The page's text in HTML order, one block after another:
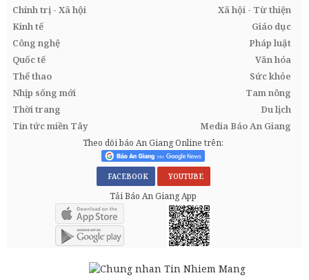
Chính trị - Xã hội
Xã hội - Từ thiện
Kinh tế
Giáo dục
Công nghệ
Pháp luật
Quốc tế
Văn hóa
Thể thao
Sức khỏe
Nhịp sống mới
Tam nông
Thời trang
Du lịch
Tin tức miền Tây
Media Báo An Giang
Theo dõi báo An Giang Online trên:
FACEBOOK YOUTUBE
Tải Báo An Giang App